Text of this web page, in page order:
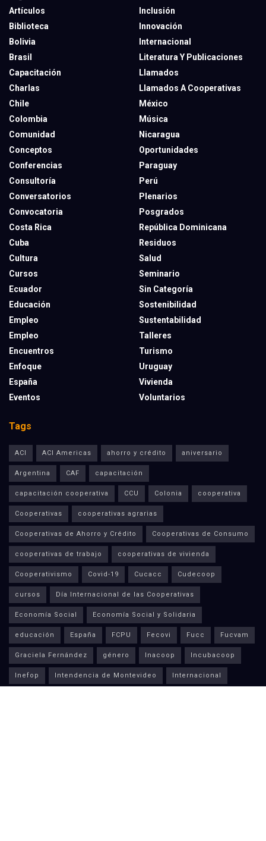
Artículos
Biblioteca
Bolivia
Brasil
Capacitación
Charlas
Chile
Colombia
Comunidad
Conceptos
Conferencias
Consultoría
Conversatorios
Convocatoria
Costa Rica
Cuba
Cultura
Cursos
Ecuador
Educación
Empleo
Empleo
Encuentros
Enfoque
España
Eventos
Inclusión
Innovación
Internacional
Literatura Y Publicaciones
Llamados
Llamados A Cooperativas
México
Música
Nicaragua
Oportunidades
Paraguay
Perú
Plenarios
Posgrados
República Dominicana
Residuos
Salud
Seminario
Sin Categoría
Sostenibilidad
Sustentabilidad
Talleres
Turismo
Uruguay
Vivienda
Voluntarios
Tags
ACI ACI Americas ahorro y crédito aniversario
Argentina CAF capacitación
capacitación cooperativa CCU Colonia cooperativa
Cooperativas cooperativas agrarias
Cooperativas de Ahorro y Crédito Cooperativas de Consumo
cooperativas de trabajo cooperativas de vivienda
Cooperativismo Covid-19 Cucacc Cudecoop
cursos Día Internacional de las Cooperativas
Economía Social Economía Social y Solidaria
educación España FCPU Fecovi Fucc Fucvam
Graciela Fernández género Inacoop Incubacoop
Inefop Intendencia de Montevideo Internacional